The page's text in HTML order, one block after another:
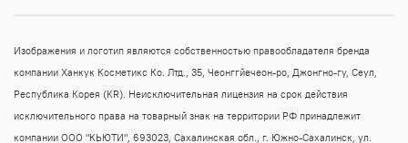
Изображения и логотип являются собственностью правообладателя бренда
компании Ханкук Косметикс Ко. Лтд., 35, Чеонггйечеон-ро, Джонгно-гу, Сеул,
Республика Корея (KR). Неисключительная лицензия на срок действия
исключительного права на товарный знак на территории РФ принадлежит
компании ООО "КЬЮТИ", 693023, Сахалинская обл., г. Южно-Сахалинск, ул.